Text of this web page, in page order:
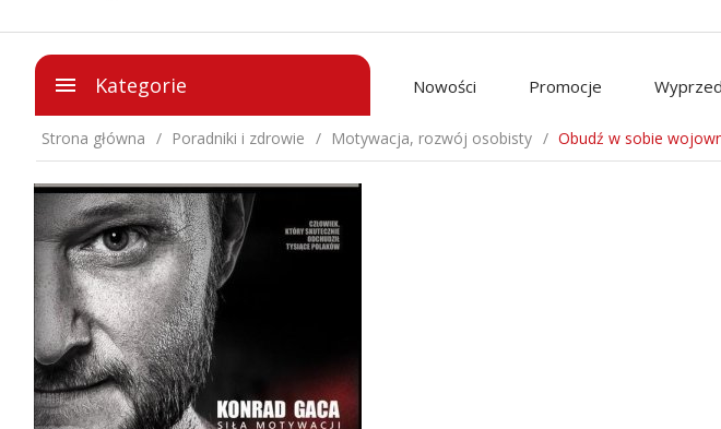
Kategorie Nowości Promocje
Strona główna Poradniki i zdrowie Motywacja, rozwój osobisty Obudź w sobie